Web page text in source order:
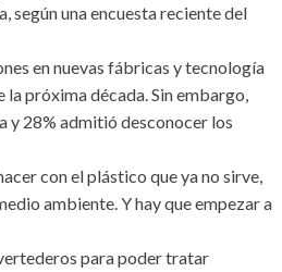
según una encuesta reciente del
en nuevas fábricas y tecnología
próxima década. Sin embargo,
y 28% admitió desconocer los
con el plástico que ya no sirve,
ambiente. Y hay que empezar a
para poder tratar